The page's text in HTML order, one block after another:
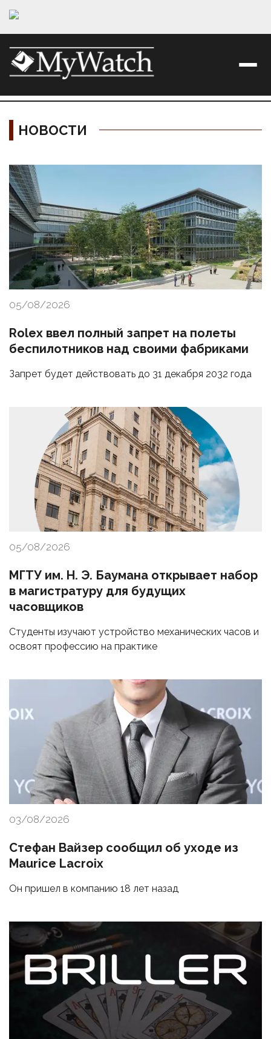
НОВОСТИ
Материалы
05/08/2026
Rolex ввел полный запрет на полеты
беспилотников над своими фабриками
Запрет будет действовать до 31 декабря 2032 года
05/08/2026
МГТУ им. Н. Э. Баумана открывает набор
в магистратуру для будущих
часовщиков
Студенты изучают устройство механических часов и
освоят профессию на практике
03/08/2026
Стефан Вайзер сообщил об уходе из
Maurice Lacroix
Он пришел в компанию 18 лет назад